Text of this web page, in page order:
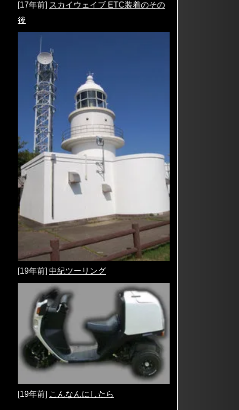
[17年前] スカイウェイブ ETC装着のその
後
[19年前] 中紀ツーリング
[19年前] こんなんにしたら